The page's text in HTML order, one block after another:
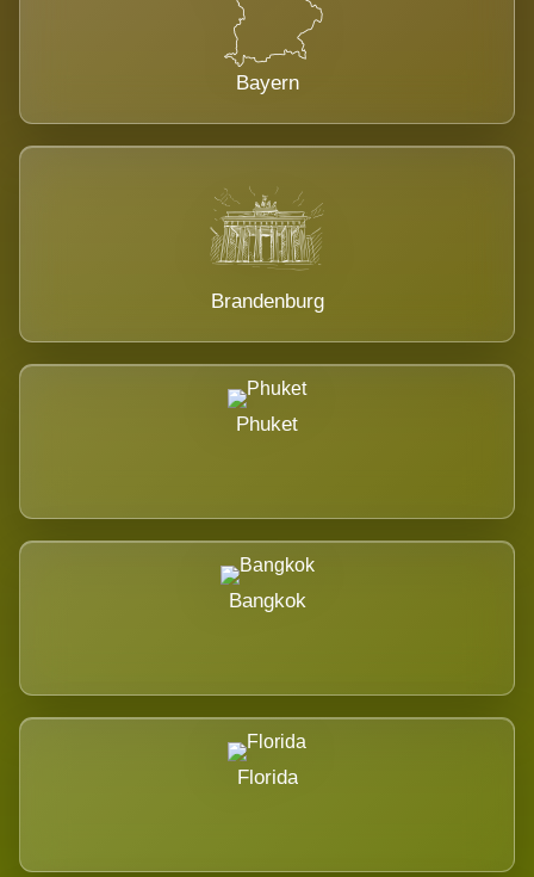
Bayern
Brandenburg
Phuket
Bangkok
Florida